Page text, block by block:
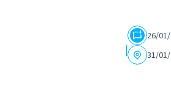
26/
31/01/